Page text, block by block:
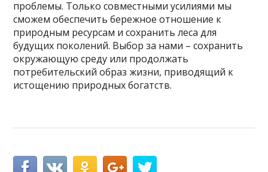
проблемы. Только совместными усилиями мы
сможем обеспечить бережное отношение к
природным ресурсам и сохранить леса для
будущих поколений. Выбор за нами – сохранить
окружающую среду или продолжать
потребительский образ жизни, приводящий к
истощению природных богатств.